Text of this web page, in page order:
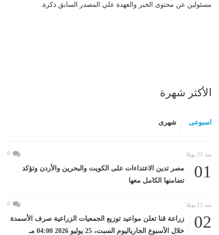
مسئولين عن محتوى الخبر والعهدة علي المصدر السابق ذكرة.
الأكثر شهرة
اسبوعى شهرى
منذ 23 يومًا 0
01
مصر تدين الاعتداءات على الكويت والبحرين والأردن وتؤكد
تضامنها الكامل معها
منذ 12 يومًا 0
02
زراعة قنا تعلن مواعيد توزيع الجمعيات الزراعية صرف الأسمدة
خلال الأسبوع الجارياليوم السبت، 25 يوليو 2026 04:00 مـ